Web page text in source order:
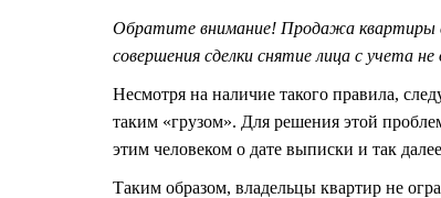
Обратите внимание! Продажа квартиры с
совершения сделки снятие лица с учета не
Несмотря на наличие такого правила,
таким «грузом». Для решения этой
этим человеком о дате выписки и так
Таким образом, владельцы квартир не